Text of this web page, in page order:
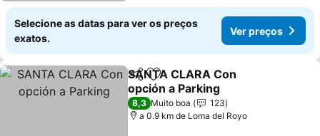
Selecione as datas para ver os preços
exatos.
Ver preços
PartilharAdicionar aos favoritos
SANTA CLARA Con
opción a Parking
Ver preços
8,3 Muito boa
123
a 0.9 km de Loma del Royo